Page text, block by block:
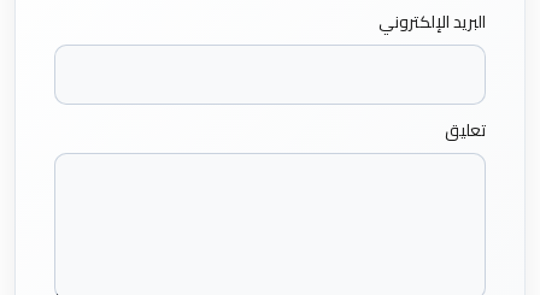
البريد الإلكتروني
تعليق